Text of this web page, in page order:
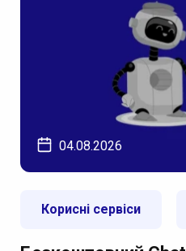
04.08.2026
Корисні сервіси